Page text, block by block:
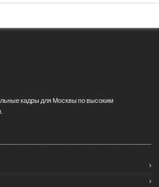
кадры для Москвы по высоким